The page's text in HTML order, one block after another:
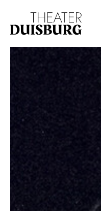
Zur Hauptnavigation springen
Zum Footer springen